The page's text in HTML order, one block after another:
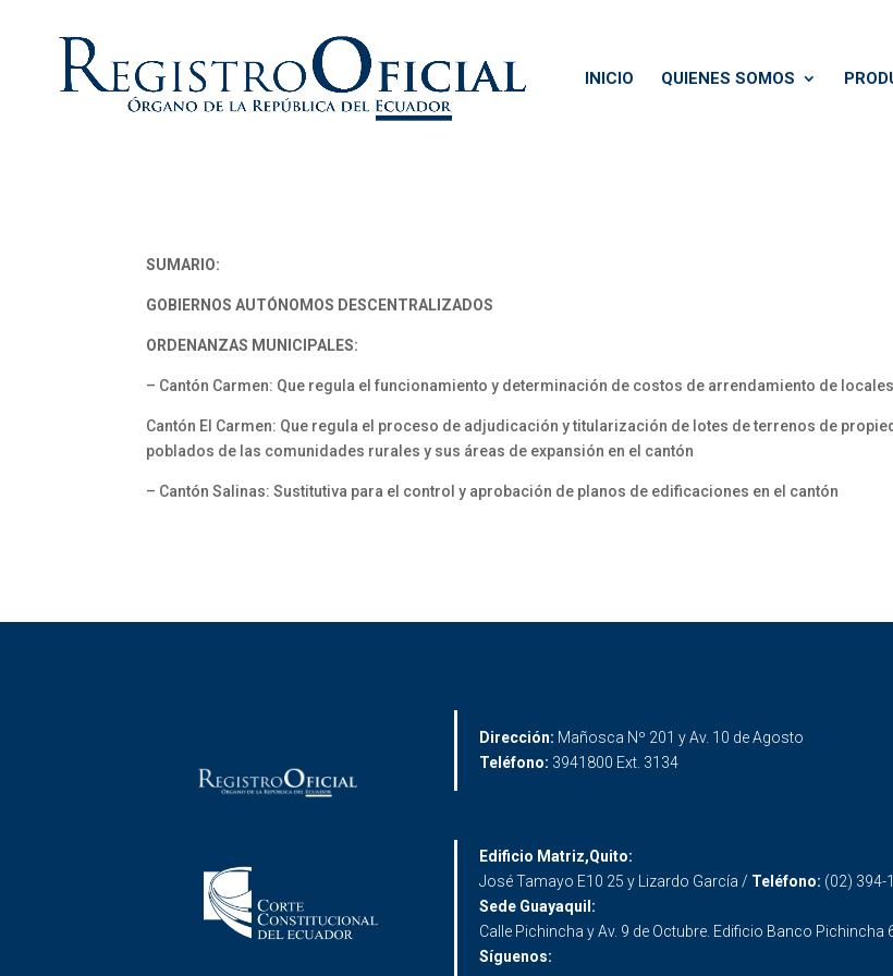
INICIO QUIENES SOMOS
SUMARIO:
GOBIERNOS AUTÓNOMOS DESCENTRALIZADOS
ORDENANZAS MUNICIPALES:
– Cantón Carmen: Que regula el funcionamiento y determinación de costos de arrendamiento de
Cantón El Carmen: Que regula el proceso de adjudicación y titularización de lotes de terrenos de
poblados de las comunidades rurales y sus áreas de expansión en el cantón
– Cantón Salinas: Sustitutiva para el control y aprobación de planos de edificaciones en el cantón
Dirección: Mañosca Nº 201 y Av. 10 de Agosto
Teléfono: 3941800 Ext. 3134
Edificio Matriz,Quito:
José Tamayo E10 25 y Lizardo García / Teléfono: (02) 394-
Sede Guayaquil:
Calle Pichincha y Av. 9 de Octubre. Edificio Banco Pichincha
Síguenos: